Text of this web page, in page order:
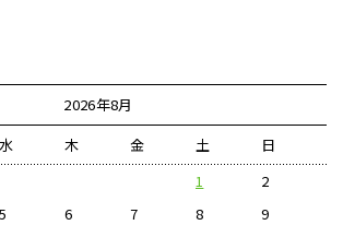
2026年8月
水 木 金 土
日
1
2
5 6 7 8
9